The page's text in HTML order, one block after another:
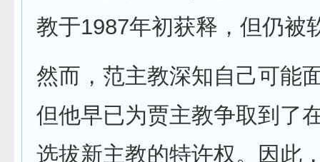
教于1987年初获释，但仍被
然而，范主教深知自己可能
但他早已为贾主教争取到了
选拔新主教的特许权。因此